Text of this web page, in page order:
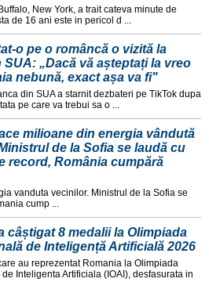
New York, a trait cateva minute de
de 16 ani este in pericol d ...
o pe o româncă o vizită la
SUA: „Dacă vă așteptați la vreo
nebună, exact așa va fi"
din SUA a starnit dezbateri pe TikTok dupa
pe care va trebui sa o ...
milioane din energia vândută
de la Sofia se laudă cu
record, România cumpără
vanduta vecinilor. Ministrul de la Sofia se
cump ...
câștigat 8 medalii la Olimpiada
de Inteligență Artificială 2026
au reprezentat Romania la Olimpiada
Inteligenta Artificiala (IOAI), desfasurata in